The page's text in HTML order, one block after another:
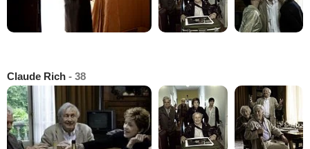
Claude Rich - 38